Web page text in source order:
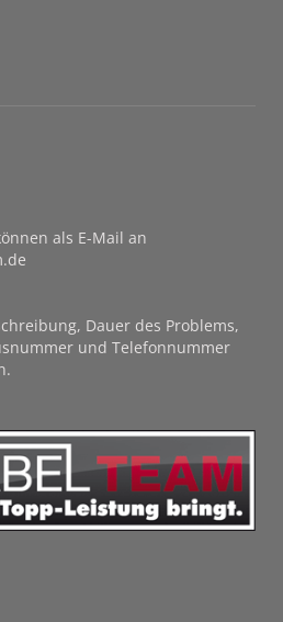
als E-Mail an
Dauer des Problems,
und Telefonnummer